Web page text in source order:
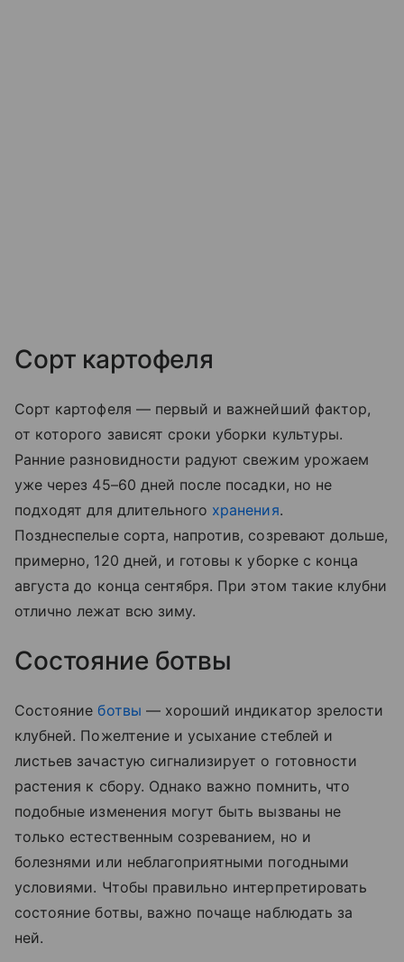
Сорт картофеля
Сорт картофеля — первый и важнейший фактор,
от которого зависят сроки уборки культуры.
Ранние разновидности радуют свежим урожаем
уже через 45–60 дней после посадки, но не
подходят для длительного хранения.
Позднеспелые сорта, напротив, созревают дольше,
примерно, 120 дней, и готовы к уборке с конца
августа до конца сентября. При этом такие клубни
отлично лежат всю зиму.
Состояние ботвы
Состояниеботвы — хороший индикатор зрелости
клубней. Пожелтение и усыхание стеблей и
листьев зачастую сигнализирует о готовности
растения к сбору. Однако важно помнить, что
подобные изменения могут быть вызваны не
только естественным созреванием, но и
болезнями или неблагоприятными погодными
условиями. Чтобы правильно интерпретировать
состояние ботвы, важно почаще наблюдать за
ней.